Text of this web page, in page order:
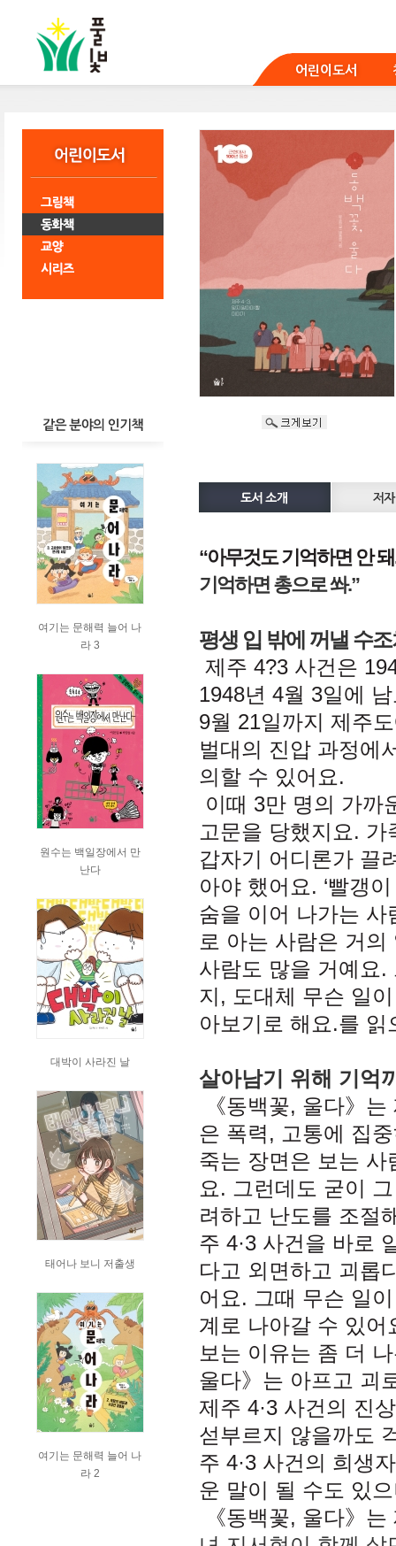
어린이도서
여기는 문해력 늘어 나
라 3
원수는 백일장에서 만
난다
대박이 사라진 날
태어나 보니 저출생
여기는 문해력 늘어 나
라 2
“아무것도 기억하면 안 돼
기억하면 총으로 쏴.”
평생 입 밖에 꺼낼 수
제주 4?3 사건은
1948년 4월 3일에
9월 21일까지 제주
벌대의 진압 과정에
의할 수 있어요.
이때 3만 명의 가까
고문을 당했지요.
갑자기 어디론가 끌
아야 했어요. ‘빨갱
숨을 이어 나가는
로 아는 사람은 거의
사람도 많을 거예요
지, 도대체 무슨 일
아보기로 해요.를
살아남기 위해 기억
《동백꽃, 울다》
은 폭력, 고통에 집
죽는 장면은 보는
요. 그런데도 굳이
려하고 난도를 조절
주 4·3 사건을 바로
다고 외면하고 괴롭
어요. 그때 무슨 일
계로 나아갈 수 있
보는 이유는 좀 더
울다》는 아프고 괴
제주 4·3 사건의 진
섣부르지 않을까도
주 4·3 사건의 희생
운 말이 될 수도 있
《동백꽃, 울다》